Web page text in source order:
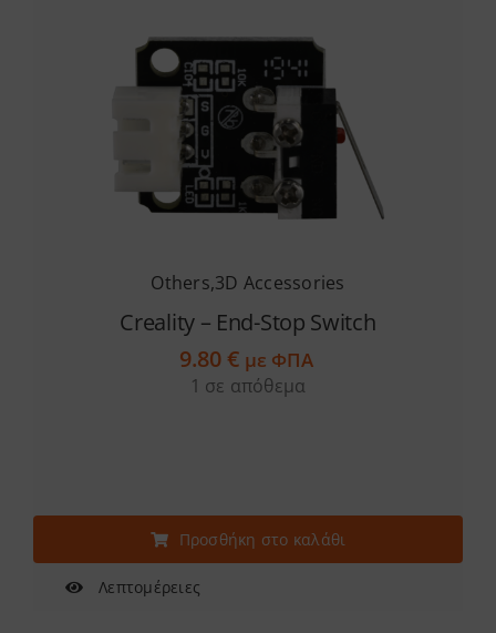
Others,3D Accessories
Creality – End-Stop Switch
9.80€ με ΦΠΑ
1 σε απόθεμα
Προσθήκη στο καλάθι
Λεπτομέρειες